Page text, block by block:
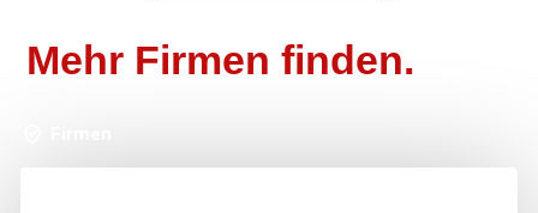
Mehr Firmen finden.